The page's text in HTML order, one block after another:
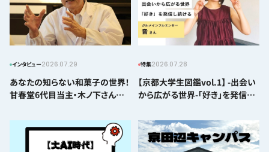
インタビュー2026.07.29
あなたの知らない和菓子の世界！
甘春堂6代目当主・木ノ下さんに
特集2026.07.28
【京都大学生図鑑vol.1】 -出会い
から広がる世界-「好き」を発信し